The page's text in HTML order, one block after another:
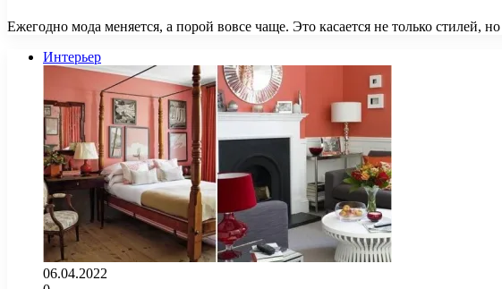
Ежегодно мода меняется, а порой вовсе чаще. Это касается не только стилей,
Интерьер
06.04.2022